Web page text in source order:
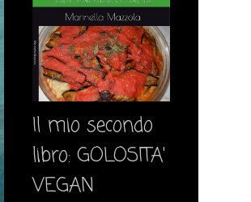
Il mio secondo
libro: GOLOSITA'
VEGAN